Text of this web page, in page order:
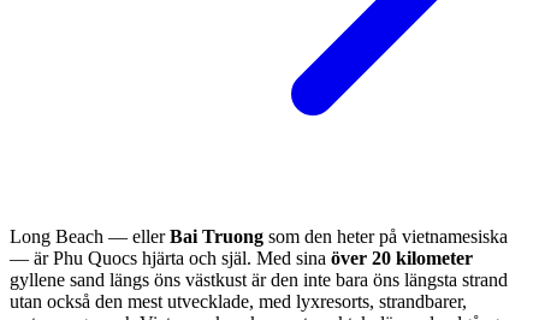
Long Beach — ellerBai Truong som den heter på vietnamesiska
— är Phu Quocs hjärta och själ. Med sina över 20 kilometer
gyllene sand längs öns västkust är den inte bara öns längsta strand
utan också den mest utvecklade, med lyxresorts, strandbarer,